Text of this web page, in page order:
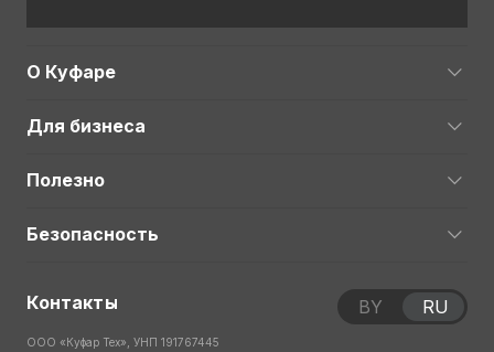
О Куфаре
Для бизнеса
Полезно
Безопасность
Контакты
ООО «Куфар Тех», УНП 191767445
BY RU